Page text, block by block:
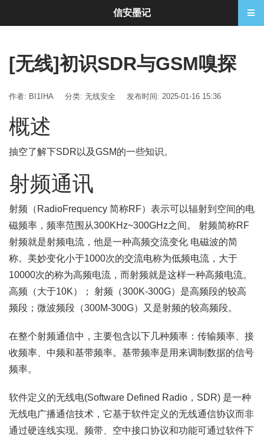
[无线]初识SDR与GSM嗅探
作者: BI1IHA 分类: 无线安全 发布时间: 2025-01-16 15:36
概述
抽空了解下SDR以及GSM的一些知识。
射频通讯
射频（RadioFrequency 简称RF）表示可以辐射到空间的电
磁频率，频率范围从300KHz~300GHz之间。 射频简称RF
射频就是射频电流，他是一种高频交流变化 电磁波的简
称。美妙变化小于1000次的交流电称为低频电流，大于
10000次的称为高频电流，而射频就是这样一种高频电流。
高频（大于10K）； 射频（300K-300G）是高频段的较高
频段；微波频段（300M-300G）又是射频的较高频段。
在整个射频通信中，主要包含以下几种频率：传输频率、接
收频率、中频和基带频率。基带频率是用来调制数据的信号
频率。
软件定义的无线电(Software Defined Radio，SDR) 是一种
无线电广播通信技术，它基于软件定义的无线通信协议而非
通过硬连线实现。频带、空中接口协议和功能可通过软件下
信安墨记